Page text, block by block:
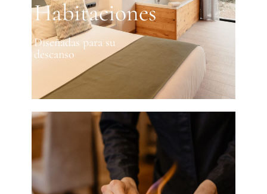
Habitaciones
Diseñadas para su
descanso